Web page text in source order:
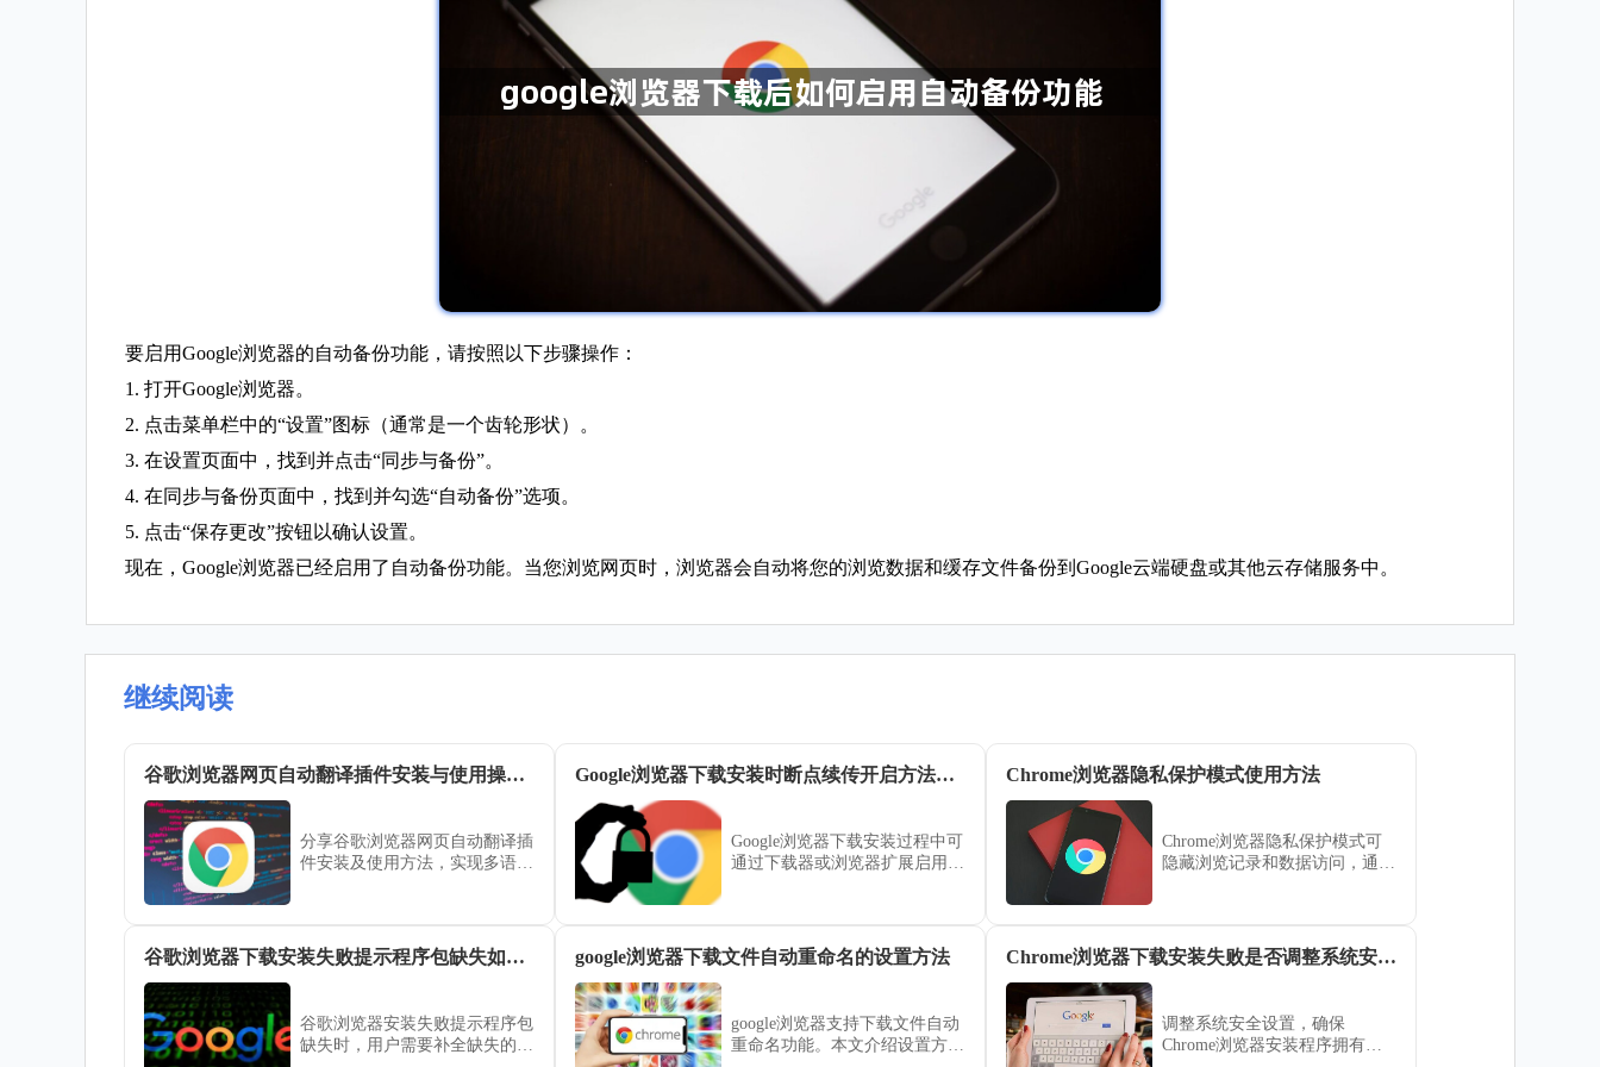
要启用Google浏览器的自动备份功能，请按照以下步骤操作：
1. 打开Google浏览器。
2. 点击菜单栏中的“设置”图标（通常是一个齿轮形状）。
3. 在设置页面中，找到并点击“同步与备份”。
4. 在同步与备份页面中，找到并勾选“自动备份”选项。
5. 点击“保存更改”按钮以确认设置。
现在，Google浏览器已经启用了自动备份功能。当您浏览网页时，浏览器会自动将您的浏览数据和缓存文件备份到Google云端硬盘或其他云存储服务中。
继续阅读
谷歌浏览器网页自动翻译插件安装与使用操作指南
分享谷歌浏览器网页自动翻译插
件安装及使用方法，实现多语言
Google浏览器下载安装时断点续传开启方法详解
Google浏览器下载安装过程中可
通过下载器或浏览器扩展启用断
Chrome浏览器隐私保护模式使用方法
Chrome浏览器隐私保护模式可
隐藏浏览记录和数据访问，通过
谷歌浏览器下载安装失败提示程序包缺失如何补全
谷歌浏览器安装失败提示程序包
缺失时，用户需要补全缺失的安
google浏览器下载文件自动重命名的设置方法
google浏览器支持下载文件自动
重命名功能。本文介绍设置方
Chrome浏览器下载安装失败是否调整系统安全设置
调整系统安全设置，确保
Chrome浏览器安装程序拥有必